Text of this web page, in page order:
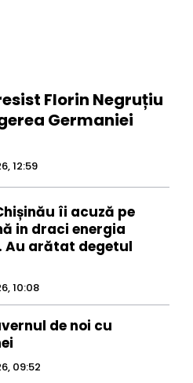
Florin Negruțiu
Germaniei
12:59
îi acuză pe
in draci energia
Au arătat degetul
10:08
de noi cu
09:52